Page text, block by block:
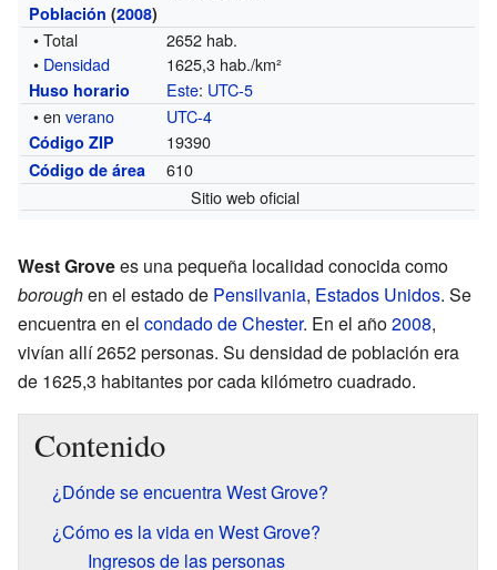
Población (2008)
• Total
2652 hab.
• Densidad 1625,3 hab./km²
Huso horario Este: UTC-5
• enverano UTC-4
Código ZIP 19390
Código de área
610
Sitio web oficial
West Grovees una pequeña localidad conocida como
boroughen el estado de Pensilvania, Estados Unidos. Se
encuentra en el condado de Chester. En el año2008,
vivían allí 2652 personas. Su densidad de población era
de 1625,3 habitantes por cada kilómetro cuadrado.
Contenido
¿Dónde se encuentra West Grove?
¿Cómo es la vida en West Grove?
Ingresos de las personas